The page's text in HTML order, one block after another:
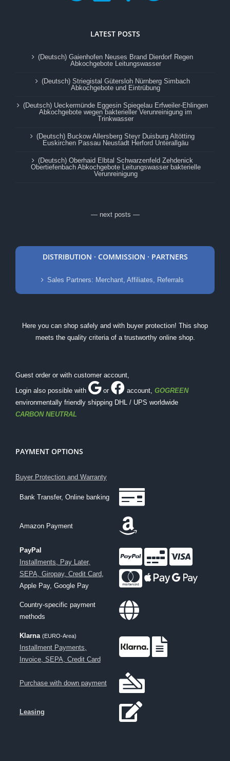
LATEST POSTS
(Deutsch) Gaienhofen Neuses Brand Dierdorf Regen
Abkochgebote Leitungswasser
(Deutsch) Striegistal Gütersloh Nürnberg Simbach
Abkochgebote und Eintrübung
(Deutsch) Ueckermünde Eggesin Spiegelau Erfweiler-Ehlingen
Abkochgebote wegen bakterieller Verunreinigung im
Trinkwasser
(Deutsch) Buckow Allersberg Steyr Duisburg Altötting
Euskirchen Passau Neustadt Herford Unterallgäu
(Deutsch) Oberhaid Elbtal Schwarzenfeld Zehdenick
Obertiefenbach Abkochgebote Leitungswasser bakterielle
Verunreinigung
— next posts —
DISTRIBUTION · COMMISSION · PARTNERS
Sales Partners: Merchant, Affiliates, Referrals
Here you can shop safely and with buyer protection! This shop
meets the quality criteria of a trustworthy online shop.
Guest order or with customer account,
Login also possible with
or account GOGREEN
environmentally friendly shipping DHL / UPS worldwide
CARBON NEUTRAL
PAYMENT OPTIONS
Buyer Protection and Warranty
Bank Transfer, Online banking
Amazon Payment
PayPal
Installments, Pay Later,
SEPA, Giropay, Credit Card
Apple Pay, Google Pay
Country-specific payment
methods
Klarna (EURO-Area)
Installment Payments,
Invoice, SEPA, Credit Card
Purchase with down payment
Leasing